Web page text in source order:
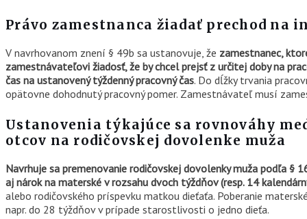
Právo zamestnanca žiadať prechod na
V navrhovanom znení § 49b sa ustanovuje, že zamestnanec,
zamestnávateľovi žiadosť, že by chcel prejsť z určitej doby na
čas na ustanovený týždenný pracovný čas. Do dĺžky trvania
opätovne dohodnutý pracovný pomer. Zamestnávateľ musí
Ustanovenia týkajúce sa rovnováhy
otcov na rodičovskej dovolenke muža
Navrhuje sa premenovanie rodičovskej dovolenky muža podľa
aj nárok na materské v rozsahu dvoch týždňov (resp. 14
alebo rodičovského príspevku matkou dieťaťa. Poberanie
napr. do 28 týždňov v prípade starostlivosti o jedno dieťa.